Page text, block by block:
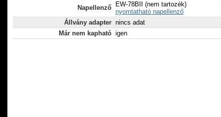
Napellenző
EW-78BII (nem tartozék)
nyomtatható napellenző
Állvány adapter nincs adat
Már nem kapható igen